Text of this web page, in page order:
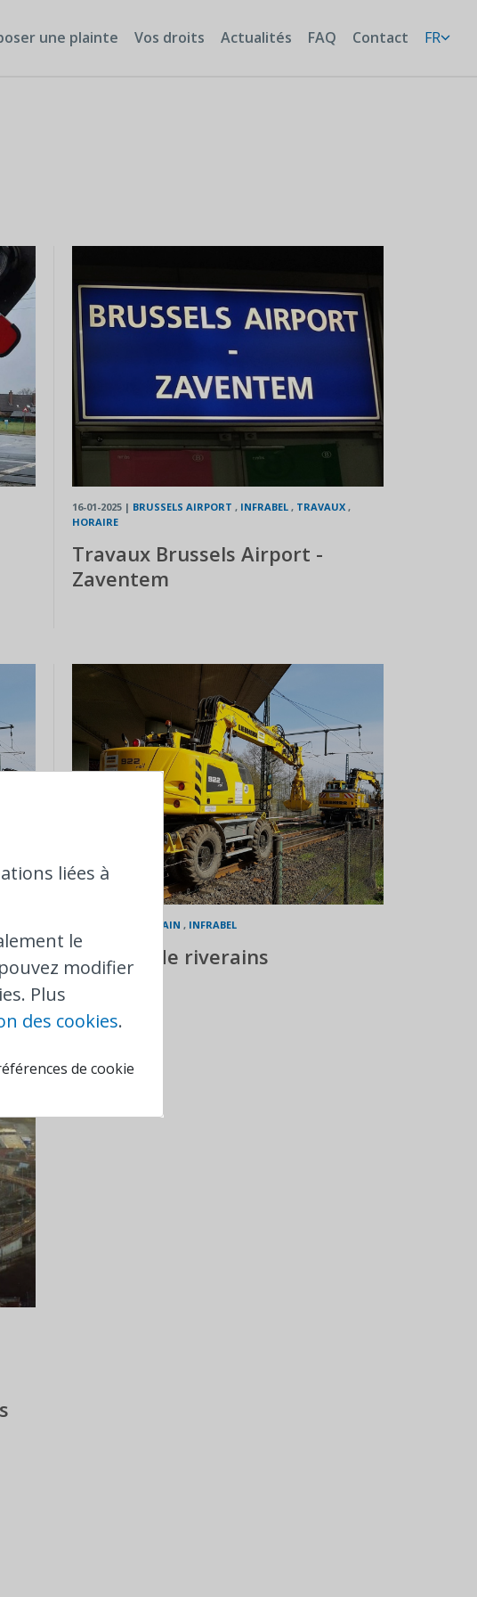
une plainte Vos droits Actualités FAQ Contact FR
16-01-2025 | BRUSSELS AIRPORT , INFRABEL, TRAVAUX,
HORAIRE
Travaux Brussels Airport -
Zaventem
RIVERAIN , INFRABEL
Plaintes de riverains
liées à
le
modifier
Plus
des cookies.
de cookie